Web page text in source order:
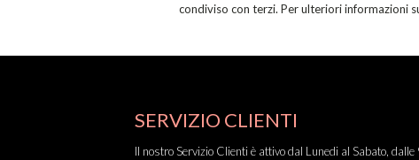
condiviso con terzi. Per ulteriori informazioni
SERVIZIO CLIENTI
Il nostro Servizio Clienti è attivo dal Lunedi al Sabato,